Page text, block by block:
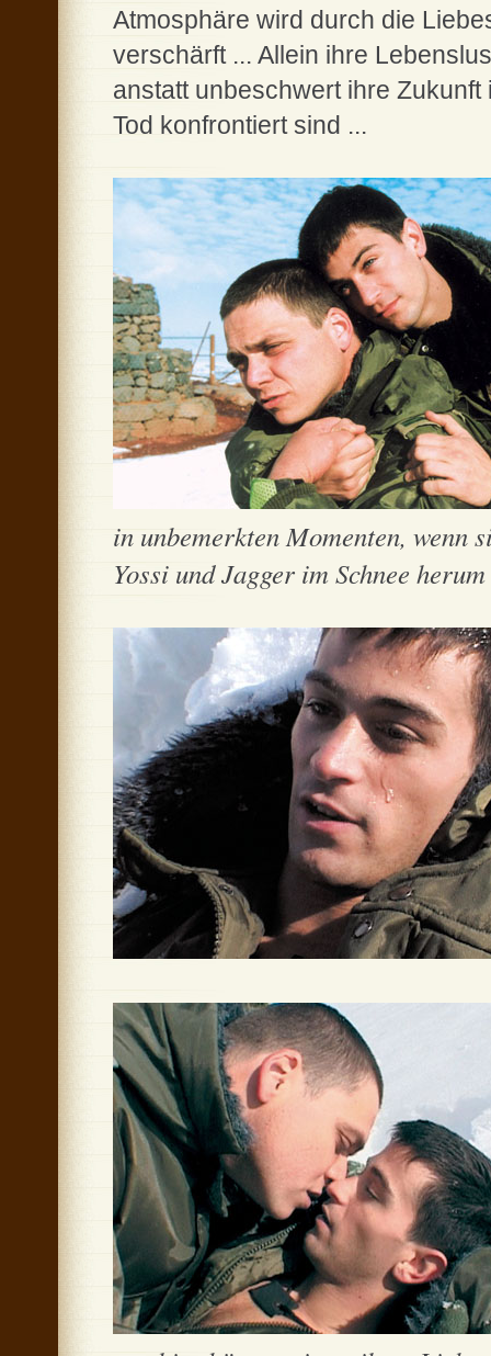
Atmosphäre wird durch die
verschärft ... Allein ihre
anstatt unbeschwert ihre
Tod konfrontiert sind ...
in unbemerkten Momenten, wenn
Yossi und Jagger im Schnee